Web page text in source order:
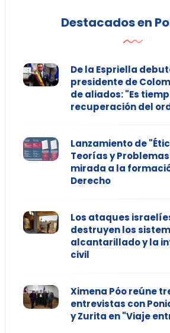
Destacados en
De la Espriella
presidente de
de aliados: "Es
recuperación del
Lanzamiento de
Teorías y
mirada a la
Derecho
Los ataques
destruyen los
alcantarillado y la
civil
Ximena Póo reúne
entrevistas con
y Zurita en "Viaje